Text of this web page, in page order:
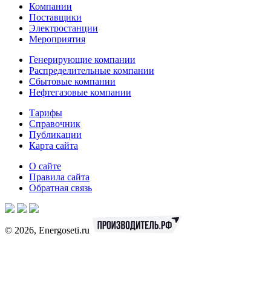
Компании
Поставщики
Электростанции
Мероприятия
Генерирующие компании
Распределительные компании
Сбытовые компании
Нефтегазовые компании
Тарифы
Справочник
Публикации
Карта сайта
О сайте
Правила сайта
Обратная связь
© 2026, Energoseti.ru